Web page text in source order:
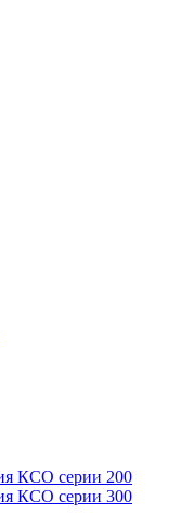
КСО серии 200
КСО серии 300